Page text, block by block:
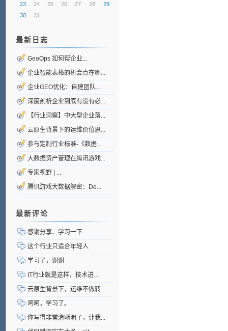
23
24 25 26 27 28
29
30
31
最新日志
GeoOps 如何帮企业...
企业智能表格的机会点在哪...
企业GEO优化：自建团队...
深度剖析企业到底有没有必...
【行业洞察】中大型企业落...
云原生背景下的运维价值思...
参与定制行业标准-《数据...
大数据资产管理在腾讯游戏...
专家视野 | ...
腾讯游戏大数据解密：De...
最新评论
感谢分享、学习一下
这个行业只适合年轻人
学习了，谢谢
IT行业就是这样，技术进...
云原生背景下，运维不做转...
呵呵，学习了。
你写得非常清晰明了，让我...